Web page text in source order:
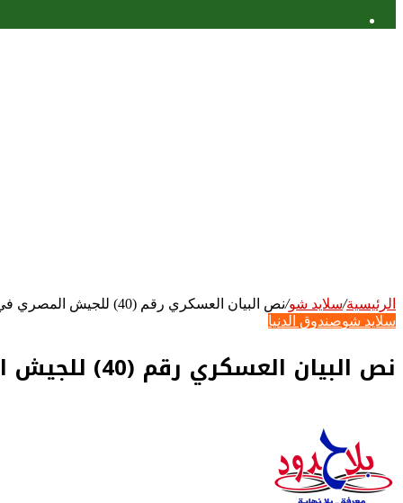
الرئيسية/سلايد شو/نص البيان العسكري رقم (40) للجيش المصري في حرب أكتوبر 1973
سلايد شوصندوق الدنيا
نص البيان العسكري رقم (40) للجيش المصري في حرب أكتوبر 1973